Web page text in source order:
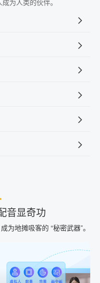
为人类的伙伴。
音显奇功
为地摊吸客的 “秘密武器”。
AI+音频